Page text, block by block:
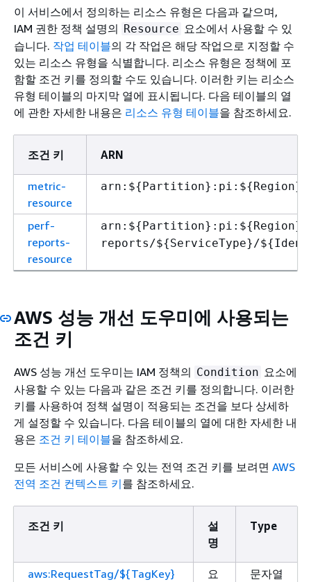
이 서비스에서 정의하는 리소스 유형은 다음과 같으며,
IAM 권한 정책 설명의 Resource 요소에서 사용할 수 있
습니다. 작업 테이블의 각 작업은 해당 작업으로 지정할 수
있는 리소스 유형을 식별합니다. 리소스 유형은 정책에 포
함할 조건 키를 정의할 수도 있습니다. 이러한 키는 리소스
유형 테이블의 마지막 열에 표시됩니다. 다음 테이블의 열
에 관한 자세한 내용은 리소스 유형 테이블을 참조하세요.
조건 키 ARN
metric-
resource
arn:${Partition}:pi:${
perf-
reports-
resource
arn:${Partition}:pi:${
reports/${ServiceType}/${
AWS 성능 개선 도우미에 사용되는
조건 키
AWS 성능 개선 도우미는 IAM 정책의 Condition 요소에
사용할 수 있는 다음과 같은 조건 키를 정의합니다. 이러한
키를 사용하여 정책 설명이 적용되는 조건을 보다 상세하
게 설정할 수 있습니다. 다음 테이블의 열에 대한 자세한 내
용은 조건 키 테이블을 참조하세요.
모든 서비스에 사용할 수 있는 전역 조건 키를 보려면 AWS
전역 조건 컨텍스트 키를 참조하세요.
조건 키
설
명
Type
aws:RequestTag/${TagKey}
요
문자열